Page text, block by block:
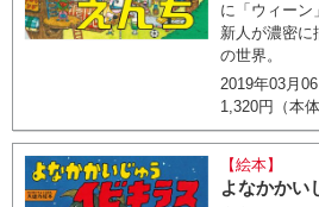
に「ウィー
新人が濃密に
の世界。
2019年03月
1,320円（本
【絵本】
よなかかい